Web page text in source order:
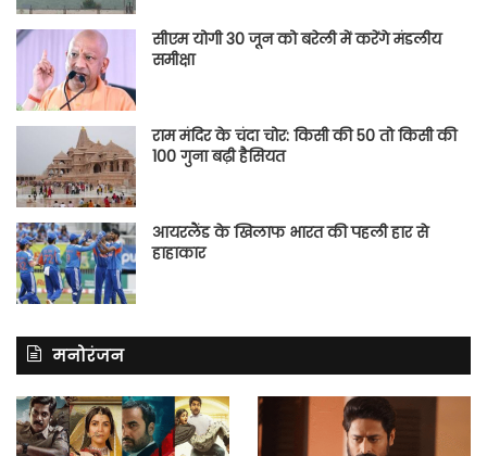
सीएम योगी 30 जून को बरेली में करेंगे मंडलीय
समीक्षा
राम मंदिर के चंदा चोर: किसी की 50 तो किसी की
100 गुना बढ़ी हैसियत
आयरलैंड के खिलाफ भारत की पहली हार से
हाहाकार
मनोरंजन